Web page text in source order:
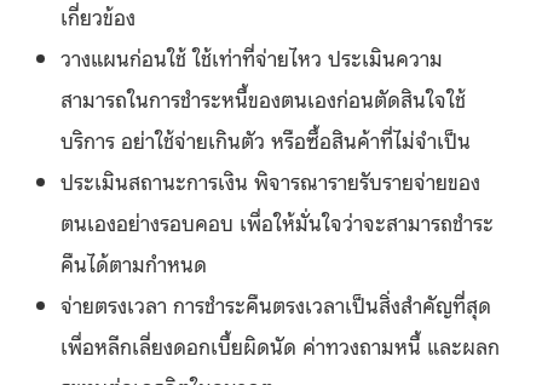
เกี่ยวข้อง
วางแผนก่อนใช้ ใช้เท่าที่จ่ายไหว ประเมินความ
สามารถในการชำระหนี้ของตนเองก่อนตัดสินใจใช้
บริการ อย่าใช้จ่ายเกินตัว หรือซื้อสินค้าที่ไม่จำเป็น
ประเมินสถานะการเงิน พิจารณารายรับรายจ่ายของ
ตนเองอย่างรอบคอบ เพื่อให้มั่นใจว่าจะสามารถชำระ
คืนได้ตามกำหนด
จ่ายตรงเวลา การชำระคืนตรงเวลาเป็นสิ่งสำคัญที่สุด
เพื่อหลีกเลี่ยงดอกเบี้ยผิดนัด ค่าทวงถามหนี้ และผลก